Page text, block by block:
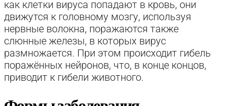
как клетки вируса попадают в кровь, они
движутся к головному мозгу, используя
нервные волокна, поражаются также
слюнные железы, в которых вирус
размножается. При этом происходит гибель
поражённых нейронов, что, в конце концов,
приводит к гибели животного.